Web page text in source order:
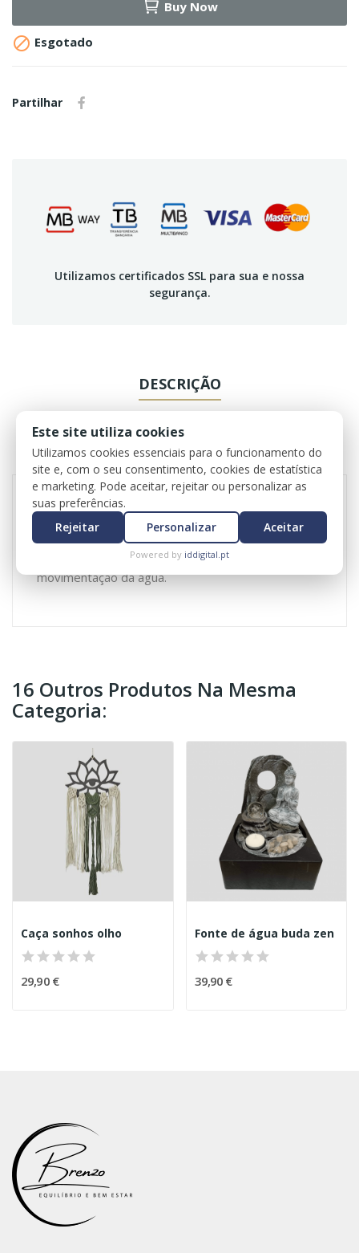
Buy Now
 Esgotado
Partilhar
Utilizamos certificados SSL para sua e nossa
segurança.
DESCRIÇÃO
REVIEWS
Além de decorar, ajuda também a criar um
ambiente tranquilizante através do som da água e
trabalha na prosperidade devido à constante
movimentação da água.
16 Outros Produtos Na Mesma
Categoria:
Caça sonhos olho
29,90 €
Fonte de água buda zen
39,90 €
Este site utiliza cookies
Utilizamos cookies essenciais para o funcionamento do
site e, com o seu consentimento, cookies de estatística
e marketing. Pode aceitar, rejeitar ou personalizar as
suas preferências.
Rejeitar
Personalizar Aceitar
Powered by iddigital.pt